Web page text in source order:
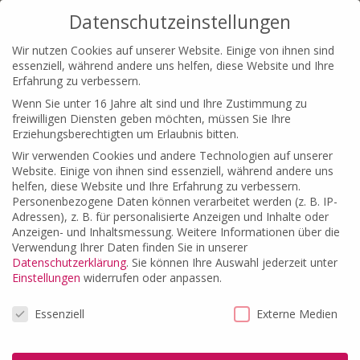
ZENTRALE STELLE BERLIN UND
ZENTRALE STELLE BRANDENBURG
Hotline 03342 - 42 69 0
(zum Festnetz-Ortstarif, Mobilfunkpreise maximal 0,42 € pro
Minute)
Datenschutzeinstellungen
Wir nutzen Cookies auf unserer Website. Einige von ihnen sind
essenziell, während andere uns helfen, diese Website und Ihre
Erfahrung zu verbessern.
Wenn Sie unter 16 Jahre alt sind und Ihre Zustimmung zu
freiwilligen Diensten geben möchten, müssen Sie Ihre
Erziehungsberechtigten um Erlaubnis bitten.
Wir verwenden Cookies und andere Technologien auf unserer
Website. Einige von ihnen sind essenziell, während andere uns
helfen, diese Website und Ihre Erfahrung zu verbessern.
Personenbezogene Daten können verarbeitet werden (z. B. IP-
Adressen), z. B. für personalisierte Anzeigen und Inhalte oder
Anzeigen- und Inhaltsmessung. Weitere Informationen über die
Verwendung Ihrer Daten finden Sie in unserer
Datenschutzerklärung. Sie können Ihre Auswahl jederzeit unter
Einstellungen widerrufen oder anpassen.
Datenschutzeinstellungen
Essenziell Externe Medien